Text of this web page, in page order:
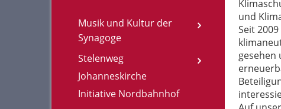
Musik und Kultur der
Synagoge
Stelenweg
Johanneskirche
Initiative Nordbahnhof
und
Seit
gesehen